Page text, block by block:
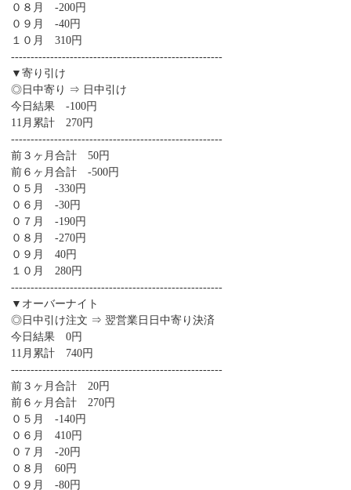
０８月 -200円
０９月 -40円
１０月 310円
------------------------------------------------------
▼寄り引け
◎日中寄り ⇒ 日中引け
今日結果 -100円
11月累計 270円
------------------------------------------------------
前３ヶ月合計 50円
前６ヶ月合計 -500円
０５月 -330円
０６月 -30円
０７月 -190円
０８月 -270円
０９月 40円
１０月 280円
------------------------------------------------------
▼オーバーナイト
◎日中引け注文 ⇒ 翌営業日日中寄り決済
今日結果 0円
11月累計 740円
------------------------------------------------------
前３ヶ月合計 20円
前６ヶ月合計 270円
０５月 -140円
０６月 410円
０７月 -20円
０８月 60円
０９月 -80円